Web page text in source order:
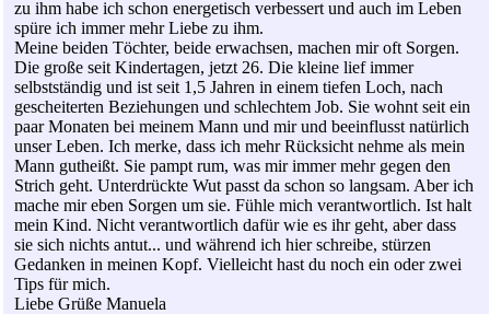
zu ihm habe ich schon energetisch verbessert und auch im Leben
spüre ich immer mehr Liebe zu ihm.
Meine beiden Töchter, beide erwachsen, machen mir oft Sorgen.
Die große seit Kindertagen, jetzt 26. Die kleine lief immer
selbstständig und ist seit 1,5 Jahren in einem tiefen Loch, nach
gescheiterten Beziehungen und schlechtem Job. Sie wohnt seit ein
paar Monaten bei meinem Mann und mir und beeinflusst natürlich
unser Leben. Ich merke, dass ich mehr Rücksicht nehme als mein
Mann gutheißt. Sie pampt rum, was mir immer mehr gegen den
Strich geht. Unterdrückte Wut passt da schon so langsam. Aber ich
mache mir eben Sorgen um sie. Fühle mich verantwortlich. Ist halt
mein Kind. Nicht verantwortlich dafür wie es ihr geht, aber dass
sie sich nichts antut... und während ich hier schreibe, stürzen
Gedanken in meinen Kopf. Vielleicht hast du noch ein oder zwei
Tips für mich.
Liebe Grüße Manuela